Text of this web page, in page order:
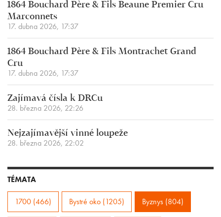
1864 Bouchard Père & Fils Beaune Premier Cru
Marconnets
17. dubna 2026, 17:37
1864 Bouchard Père & Fils Montrachet Grand
Cru
17. dubna 2026, 17:37
Zajímavá čísla k DRCu
28. března 2026, 22:26
Nejzajímavější vinné loupeže
28. března 2026, 22:02
TÉMATA
1700 (466) Bystré oko (1205) Byznys (804)